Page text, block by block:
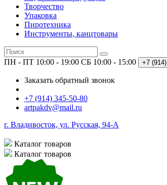
Творчество
Упаковка
Пиротехника
Инструменты, канцтовары
ПН - ПТ 10:00 - 19:00 СБ 10:00 - 15:00 +7 (914)
Заказать обратный звонок
+7 (914) 345-50-80
artpakdv@mail.ru
г. Владивосток, ул. Русская, 94-А
Каталог товаров
Каталог товаров